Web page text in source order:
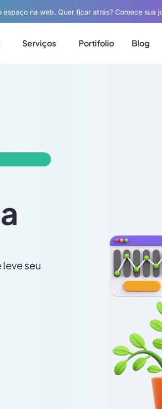
na web. Quer ficar atrás? Comece sua
Serviços Portifolio Blog
seu